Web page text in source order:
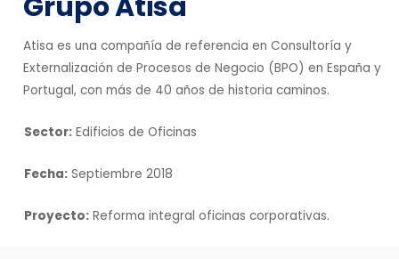
Atisa es una compañía de referencia en Consultoría y
Externalización de Procesos de Negocio (BPO) en España y
Portugal, con más de 40 años de historia caminos.
Sector: Edificios de Oficinas
Fecha: Septiembre 2018
Proyecto: Reforma integral oficinas corporativas.